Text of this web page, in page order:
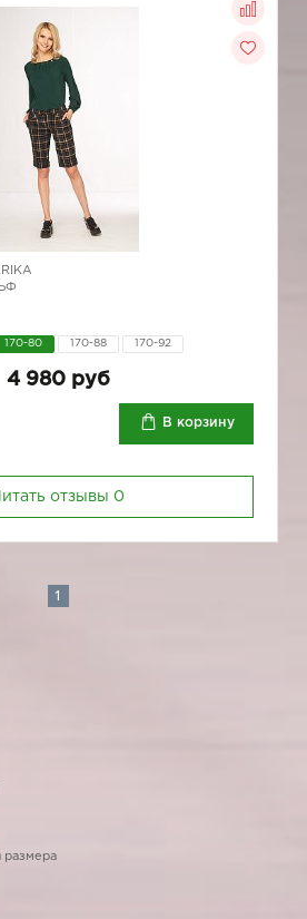
170-80 170-88 170-92
4 980 руб
В корзину
отзывы 0
1
размера